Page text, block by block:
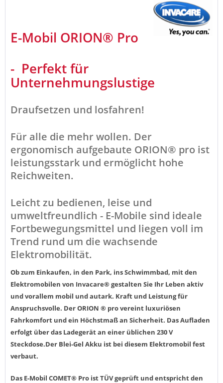
E-Mobil ORION® Pro
- Perfekt für
Unternehmungslustige
Draufsetzen und losfahren!
Für alle die mehr wollen. Der
ergonomisch aufgebaute ORION® pro ist
leistungsstark und ermöglicht hohe
Reichweiten.
Leicht zu bedienen, leise und
umweltfreundlich - E-Mobile sind ideale
Fortbewegungsmittel und liegen voll im
Trend rund um die wachsende
Elektromobilität.
Ob zum Einkaufen, in den Park, ins Schwimmbad, mit den
Elektromobilen von Invacare® gestalten Sie Ihr Leben aktiv
und vorallem mobil und autark. Kraft und Leistung für
Anspruchsvolle. Der ORION ® pro vereint luxuriösen
Fahrkomfort und ein Höchstmaß an Sicherheit. Das Aufladen
erfolgt über das Ladegerät an einer üblichen 230 V
Steckdose.Der Blei-Gel Akku ist bei diesem Elektromobil fest
verbaut.
Das E-Mobil COMET® Pro ist TÜV geprüft und entspricht den